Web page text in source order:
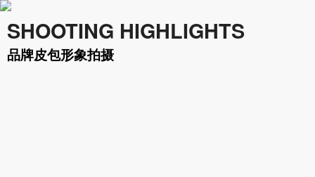
SHOOTING HIGHLIGHTS
品牌皮包形象拍摄